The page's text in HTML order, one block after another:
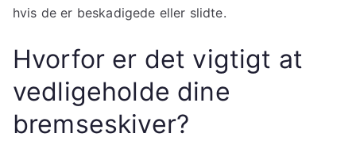
hvis de er beskadigede eller slidte.
Hvorfor er det vigtigt at
vedligeholde dine
bremseskiver?